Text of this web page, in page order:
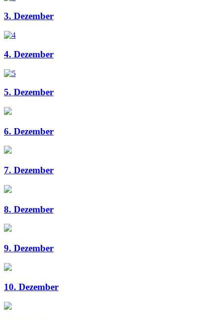
3. Dezember
4. Dezember
5. Dezember
6. Dezember
7. Dezember
8. Dezember
9. Dezember
10. Dezember